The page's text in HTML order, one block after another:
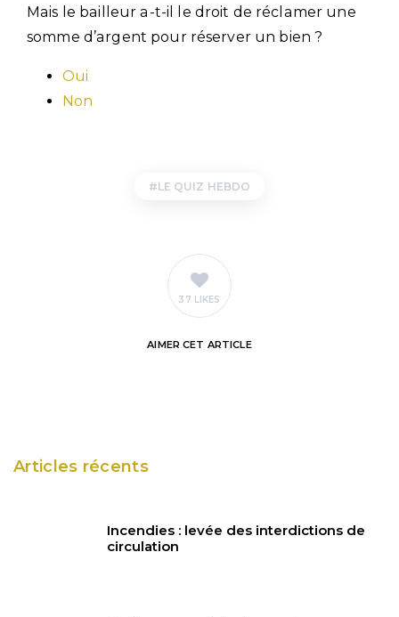
Mais le bailleur a-t-il le droit de réclamer une
somme d’argent pour réserver un bien ?
Oui
Non
LE QUIZ HEBDO
37 LIKES
AIMER CET ARTICLE
Articles récents
Incendies : levée des interdictions de
circulation